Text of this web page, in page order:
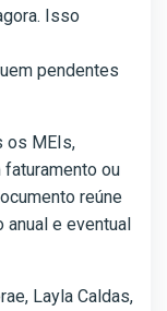
Isso
pendentes
os MEIs,
ou
reúne
e eventual
Layla Caldas,